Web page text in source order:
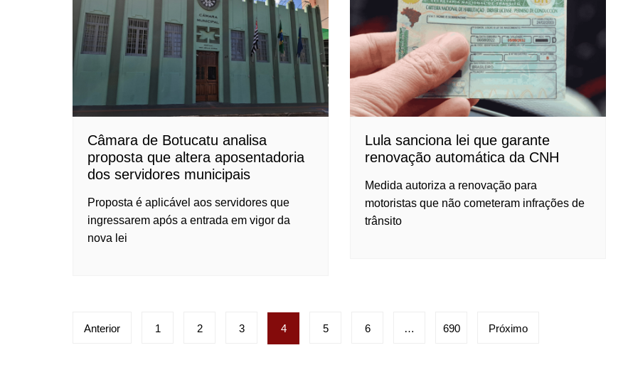
Câmara de Botucatu analisa
proposta que altera aposentadoria
dos servidores municipais
Proposta é aplicável aos servidores que
ingressarem após a entrada em vigor da
nova lei
Lula sanciona lei que garante
renovação automática da CNH
Medida autoriza a renovação para
motoristas que não cometeram infrações de
trânsito
Paginação
Anterior 1 2 3 4 5 6 … 690 Próximo